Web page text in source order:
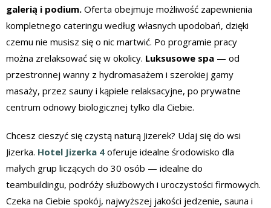
galerią i podium. Oferta obejmuje możliwość zapewnienia
kompletnego cateringu według własnych upodobań, dzięki
czemu nie musisz się o nic martwić. Po programie pracy
można zrelaksować się w okolicy. Luksusowe spa — od
przestronnej wanny z hydromasażem i szerokiej gamy
masaży, przez sauny i kąpiele relaksacyjne, po prywatne
centrum odnowy biologicznej tylko dla Ciebie.
Chcesz cieszyć się czystą naturą Jizerek? Udaj się do wsi
Jizerka. Hotel Jizerka 4 oferuje idealne środowisko dla
małych grup liczących do 30 osób — idealne do
teambuildingu, podróży służbowych i uroczystości firmowych.
Czeka na Ciebie spokój, najwyższej jakości jedzenie, sauna i